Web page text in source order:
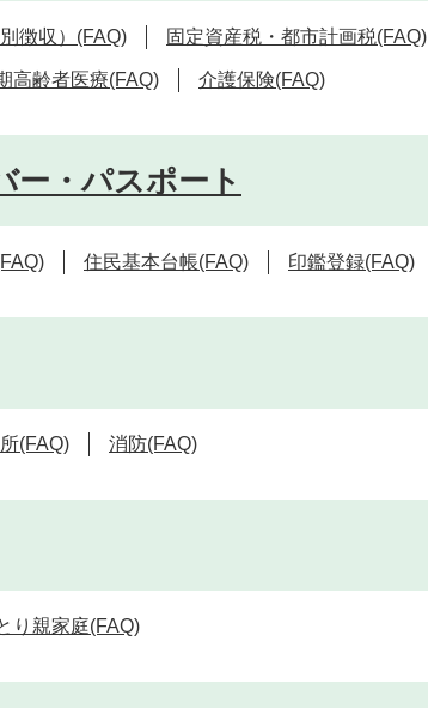
徴収）(FAQ) 固定資産税・都市計画税(FAQ)
高齢者医療(FAQ) 介護保険(FAQ)
ー・パスポート
住民基本台帳(FAQ) 印鑑登録(FAQ)
(FAQ) 消防(FAQ)
り親家庭(FAQ)